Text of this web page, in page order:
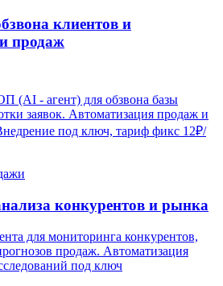
клиентов и
продаж
(AI - агент) для обзвона базы
заявок. Автоматизация продаж и
под ключ, тариф фикс 12₽/
конкурентов и рынка
для мониторинга конкурентов,
продаж. Автоматизация
под ключ